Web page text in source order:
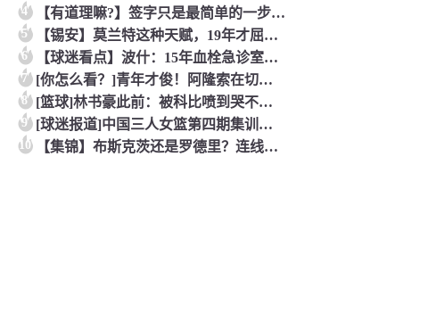
4 【有道理嘛?】签字只是最简单的一步！米兰继续补充生力军！
5 【锡安】莫兰特这种天赋，19年才屈居第二，原来是出了锡安这个
6 【球迷看点】波什：15年血栓急诊室吸氧看到球队交易，我仍想复
7 [你怎么看？]青年才俊！阿隆索在切尔西上任后的第七堂训练课！
8 [篮球]林书豪此前：被科比喷到哭不是真的，但我和他曾五个月没
9 [球迷报道]中国三人女篮第四期集训开启 全力备战亚运会&奥运
10 【集锦】布斯克茨还是罗德里？连线博斯克：大师的选择会是谁？